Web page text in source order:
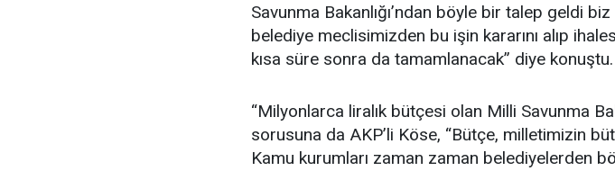
Savunma Bakanlığı’ndan böyle bir talep geldi
belediye meclisimizden bu işin kararını alıp
kısa süre sonra da tamamlanacak” diye konuştu.
“Milyonlarca liralık bütçesi olan Milli Savunma
sorusuna da AKP’li Köse, “Bütçe, milletimizin
Kamu kurumları zaman zaman belediyelerden